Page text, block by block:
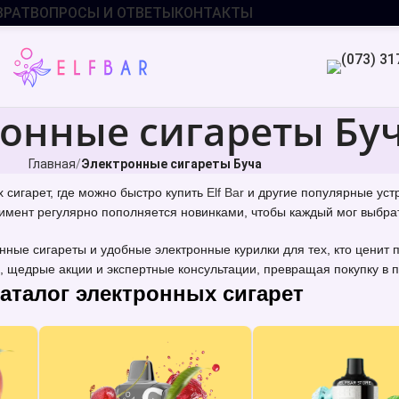
ВОПРОСЫ И ОТВЕТЫКОНТАКТЫ
сигареты
Главная Электронные сигареты Буча
где можно быстро купить Elf Bar и другие популярные
регулярно пополняется новинками, чтобы каждый мог
сигареты и удобные электронные курилки для тех, кто
акции и экспертные консультации, превращая покупку в
электронных сигарет